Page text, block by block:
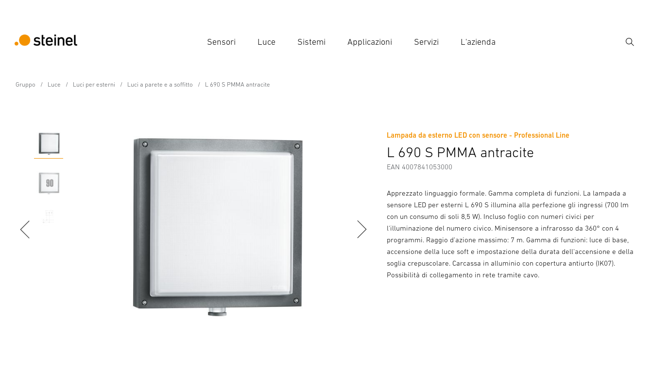
Sensori Luce Sistemi Applicazioni Servizi L'azienda
Ricerca
Gruppo Luce Luci per esterni Luci a parete e a soffitto L 690 S PMMA antracite
Lampada da esterno LED con sensore - Professional Line
L 690 S PMMA antracite
EAN 4007841053000
Apprezzato linguaggio formale. Gamma completa di funzioni. La lampada a
sensore LED per esterni L 690 S illumina alla perfezione gli ingressi (700 lm
con un consumo di soli 8,5 W). Incluso foglio con numeri civici per
l'illuminazione del numero civico. Minisensore a infrarosso da 360° con 4
programmi. Raggio d'azione massimo: 7 m. Gamma di funzioni: luce di base,
accensione della luce soft e impostazione della durata dell'accensione e della
soglia crepuscolare. Carcassa in alluminio con copertura antiurto (IK07).
Possibilità di collegamento in rete tramite cavo.
Dettagli del prodotto Scaricare Istruzioni di Sicurezza e Avvertenze Informazioni sul produttore Accessori